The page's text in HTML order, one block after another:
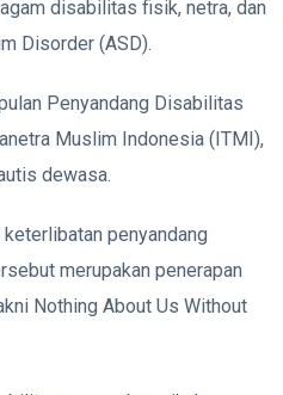
disabilitas fisik, netra, dan
Disorder (ASD).
Penyandang Disabilitas
Muslim Indonesia (ITMI),
dewasa.
penyandang
merupakan penerapan
Nothing About Us Without